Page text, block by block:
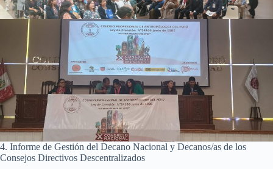
4. Informe de Gestión del Decano Nacional y Decanos/as de los
Consejos Directivos Descentralizados